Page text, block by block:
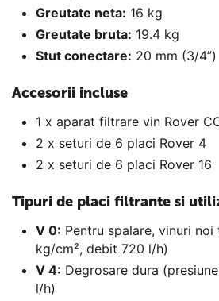
Greutate neta: 16 kg
Greutate bruta: 19.4 kg
Stut conectare: 20 mm (3/4”)
Accesorii incluse
1 x aparat filtrare vin Rover
2 x seturi de 6 placi Rover 4
2 x seturi de 6 placi Rover 16
Tipuri de placi filtrante si
V 0: Pentru spalare, vinuri
kg/cm², debit 720 l/h)
V 4: Degrosare dura
l/h)